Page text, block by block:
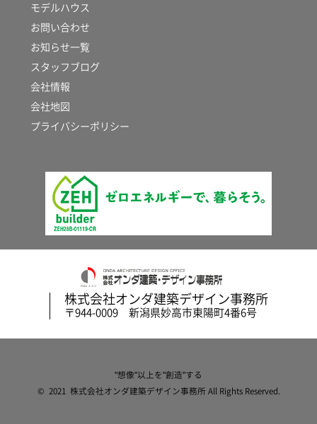
モデルハウス
お問い合わせ
お知らせ一覧
スタッフブログ
会社情報
会社地図
プライバシーポリシー
株式会社オンダ建築デザイン事務所
〒944-0009 新潟県妙高市東陽町4番6号
"想像"以上を"創造"する
© 2021 株式会社オンダ建築デザイン事務所 All Rights Reserved.